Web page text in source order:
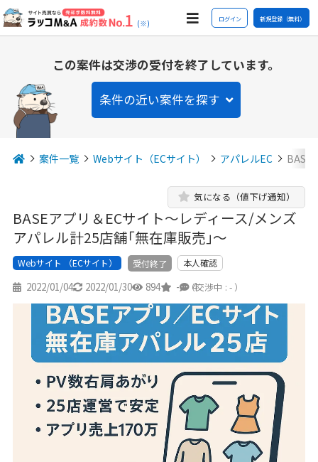
(※) ログイン 新規登録（無料）
この案件は交渉の受付を終了しています。
条件の近い案件を探す
案件一覧 Webサイト（ECサイト） アパレルEC BASE
BASEアプリ＆ECサイト～レディース/メンズ
アパレル計25店舗｢無在庫販売｣～
気になる（値下げ通知）
Webサイト （ECサイト） 受付終了 本人確認
2022/01/04 2022/01/30 894 - 4
（交渉中 : - ）